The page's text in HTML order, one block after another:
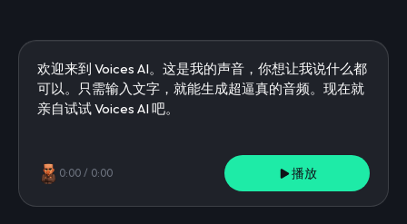
0:00 / 0:00 播放